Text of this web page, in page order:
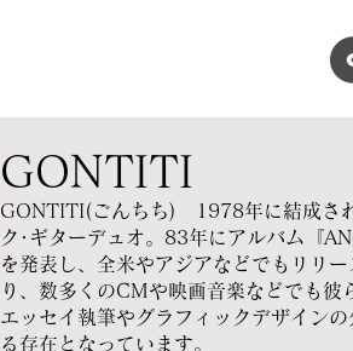
GONTITI
GONTITI(ごんちち) 1978年に結成され
ク･ギターデュオ。83年にアルバム『
を発表し、全米やアジアなどでもリリ
り、数多くのCMや映画音楽などでも彼
エッセイ執筆やグラフィックデザイン
る存在となっています。